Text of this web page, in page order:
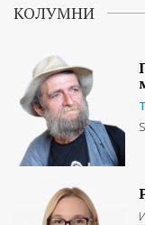
КОЛУМНИ